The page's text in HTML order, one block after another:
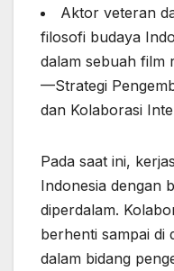
Aktor veteran
filosofi budaya
dalam sebuah film
—Strategi
dan Kolaborasi
Pada saat ini,
Indonesia dengan
diperdalam.
berhenti sampai di
dalam bidang